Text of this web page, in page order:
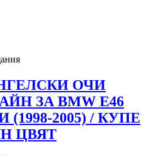
ОЧИ
ЗА BMW E46
2005) / КУПЕ
ЦВЯТ